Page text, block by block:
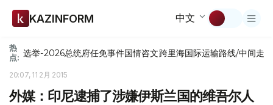
KAZINFORM 中文
热
点: 选举-2026总统府任免事件国情咨文跨里海国际运输路线/中间走廊
20:07, 11 2月 2015
外媒：印尼逮捕了涉嫌伊斯兰国的维吾尔人